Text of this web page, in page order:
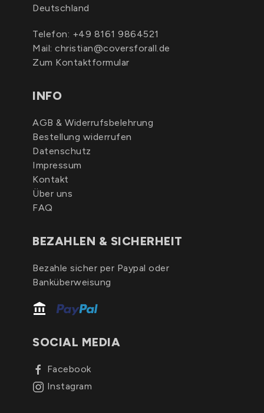
Deutschland
Telefon: +49 8161 9864521
Mail: christian@coversforall.de
Zum Kontaktformular
INFO
AGB & Widerrufsbelehrung
Bestellung widerrufen
Datenschutz
Impressum
Kontakt
Über uns
FAQ
BEZAHLEN & SICHERHEIT
Bezahle sicher per Paypal oder
Banküberweisung
SOCIAL MEDIA
Facebook
Instagram